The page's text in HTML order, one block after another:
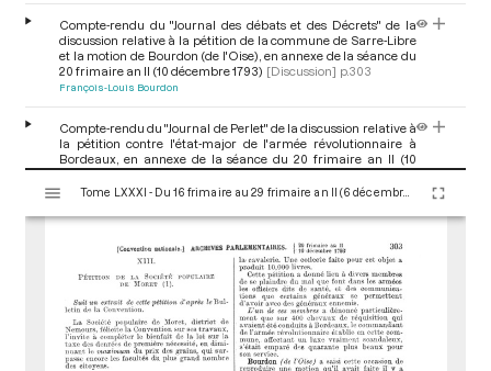
Compte-rendu du "Journal des débats et des Décrets" de la
discussion relative à la pétition de la commune de Sarre-Libre
et la motion de Bourdon (de l'Oise), en annexe de la séance du
20 frimaire an II (10 décembre 1793) [Discussion] p.303
François-Louis Bourdon
Compte-rendu du "Journal de Perlet" de la discussion relative à
la pétition contre l'état-major de l'armée révolutionnaire à
Bordeaux, en annexe de la séance du 20 frimaire an II (10
décembre 1793) [Discussion] pp.303-304
François-Louis Bourdon Jean Henri Voulland
à la dénonciation portée contre l'état-major de l'armée
révolutionnaire à Bordeaux, en annexe de la séance du 20
frimaire an II (10 décembre 1793) [Discussion] p.304
François-Louis Bourdon
Compte-rendu du "Journal de la Montagne" de la discussion
relative à la dénonciation de la commune de Sarre-Libre
contre l'administration des hôpitaux et charrois militaires, en
s
Tome LXXXI - Du 16 frimaire au 29 frimaire an II (6 décembre au 19 décembre 1793)